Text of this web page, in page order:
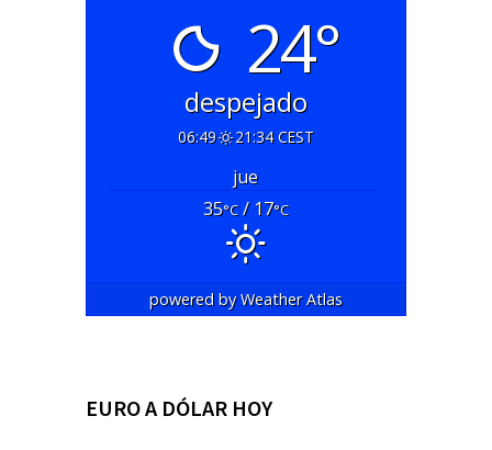
24°
despejado
06:49 21:34 CEST
jue
35°C/ 17°C
powered byWeather Atlas
EURO A DÓLAR HOY